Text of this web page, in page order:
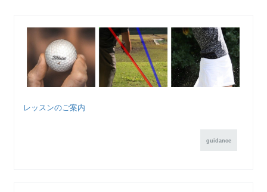
レッスンのご案内
guidance